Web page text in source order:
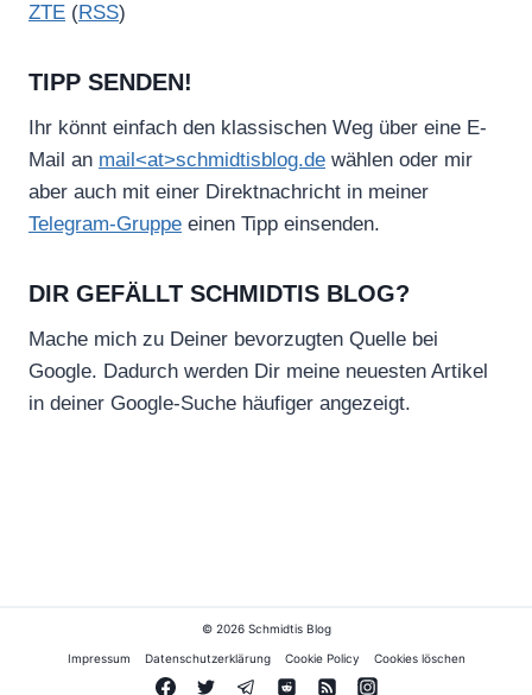
ZTE (RSS)
TIPP SENDEN!
Ihr könnt einfach den klassischen Weg über eine E-
Mail an mail<at>schmidtisblog.de wählen oder mir
aber auch mit einer Direktnachricht in meiner
Telegram-Gruppe einen Tipp einsenden.
DIR GEFÄLLT SCHMIDTIS BLOG?
Mache mich zu Deiner bevorzugten Quelle bei
Google. Dadurch werden Dir meine neuesten Artikel
in deiner Google-Suche häufiger angezeigt.
© 2026 Schmidtis Blog
Impressum Datenschutzerklärung Cookie Policy Cookies löschen